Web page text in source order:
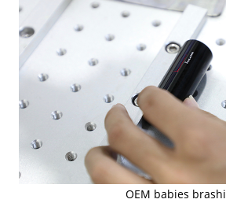
OEM babies brashi